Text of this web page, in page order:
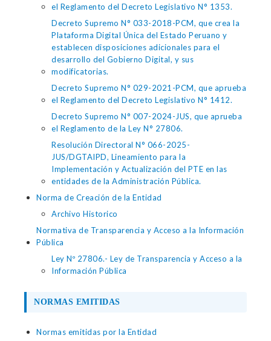
el Reglamento del Decreto Legislativo N° 1353.
Decreto Supremo N° 033-2018-PCM, que crea la
Plataforma Digital Única del Estado Peruano y
establecen disposiciones adicionales para el
desarrollo del Gobierno Digital, y sus
modificatorias.
Decreto Supremo N° 029-2021-PCM, que aprueba
el Reglamento del Decreto Legislativo N° 1412.
Decreto Supremo N° 007-2024-JUS, que aprueba
el Reglamento de la Ley N° 27806.
Resolución Directoral N° 066-2025-
JUS/DGTAIPD, Lineamiento para la
Implementación y Actualización del PTE en las
entidades de la Administración Pública.
Norma de Creación de la Entidad
Archivo Historico
Normativa de Transparencia y Acceso a la Información
Pública
Ley Nº 27806.- Ley de Transparencia y Acceso a la
Información Pública
NORMAS EMITIDAS
Normas emitidas por la Entidad